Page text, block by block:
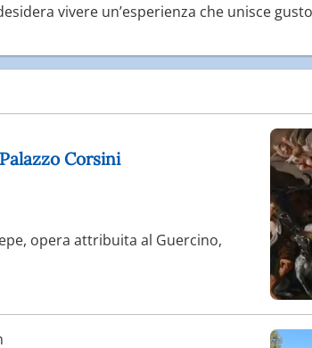
vivere un’esperienza che unisce
Corsini
opera attribuita al Guercino,